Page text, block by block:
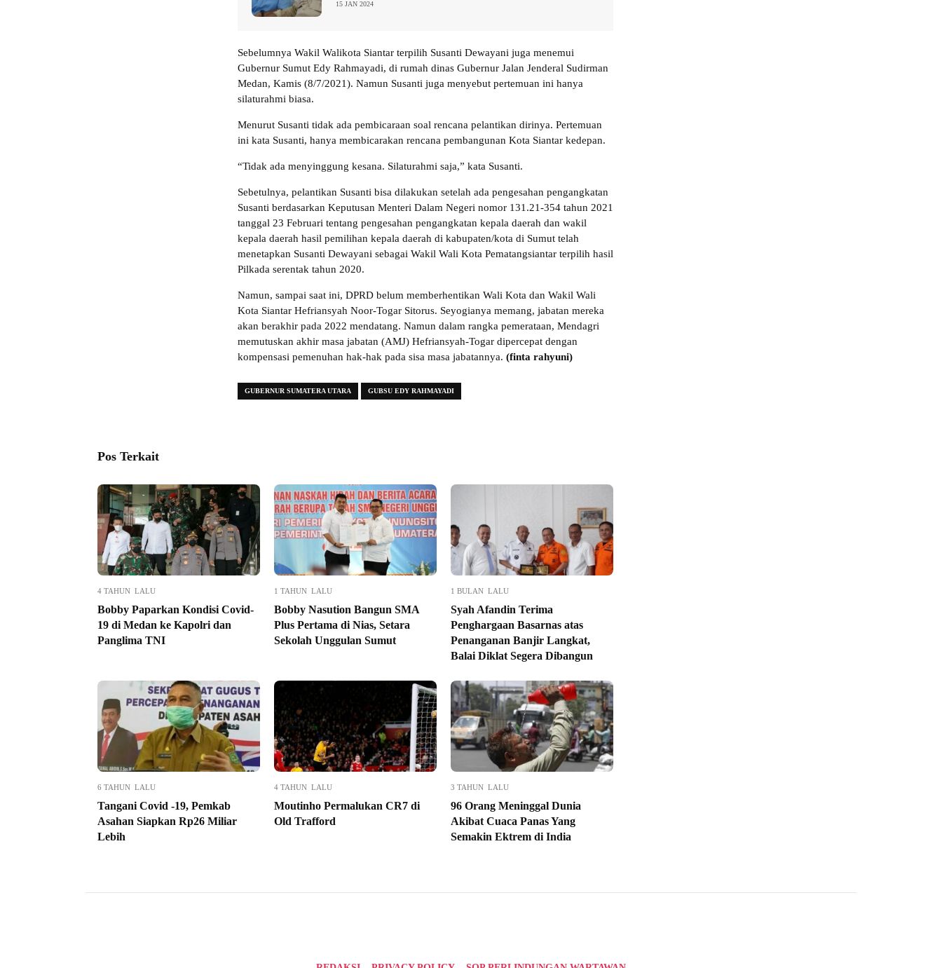
15 JAN 2024
Sebelumnya Wakil Walikota Siantar terpilih Susanti Dewayani juga menemui
Gubernur Sumut Edy Rahmayadi, di rumah dinas Gubernur Jalan Jenderal Sudirman
Medan, Kamis (8/7/2021). Namun Susanti juga menyebut pertemuan ini hanya
silaturahmi biasa.
Menurut Susanti tidak ada pembicaraan soal rencana pelantikan dirinya. Pertemuan
ini kata Susanti, hanya membicarakan rencana pembangunan Kota Siantar kedepan.
“Tidak ada menyinggung kesana. Silaturahmi saja,” kata Susanti.
Sebetulnya, pelantikan Susanti bisa dilakukan setelah ada pengesahan pengangkatan
Susanti berdasarkan Keputusan Menteri Dalam Negeri nomor 131.21-354 tahun 2021
tanggal 23 Februari tentang pengesahan pengangkatan kepala daerah dan wakil
kepala daerah hasil pemilihan kepala daerah di kabupaten/kota di Sumut telah
menetapkan Susanti Dewayani sebagai Wakil Wali Kota Pematangsiantar terpilih hasil
Pilkada serentak tahun 2020.
Namun, sampai saat ini, DPRD belum memberhentikan Wali Kota dan Wakil Wali
Kota Siantar Hefriansyah Noor-Togar Sitorus. Seyogianya memang, jabatan mereka
akan berakhir pada 2022 mendatang. Namun dalam rangka pemerataan, Mendagri
memutuskan akhir masa jabatan (AMJ) Hefriansyah-Togar dipercepat dengan
kompensasi pemenuhan hak-hak pada sisa masa jabatannya. (finta rahyuni)
GUBERNUR SUMATERA UTARA GUBSU EDY RAHMAYADI
Pos Terkait
4 TAHUN LALU
Bobby Paparkan Kondisi Covid-
19 di Medan ke Kapolri dan
Panglima TNI
1 TAHUN LALU
Bobby Nasution Bangun SMA
Plus Pertama di Nias, Setara
Sekolah Unggulan Sumut
1 BULAN LALU
Syah Afandin Terima
Penghargaan Basarnas atas
Penanganan Banjir Langkat,
Balai Diklat Segera Dibangun
6 TAHUN LALU
Tangani Covid -19, Pemkab
Asahan Siapkan Rp26 Miliar
Lebih
4 TAHUN LALU
Moutinho Permalukan CR7 di
Old Trafford
3 TAHUN LALU
96 Orang Meninggal Dunia
Akibat Cuaca Panas Yang
Semakin Ektrem di India